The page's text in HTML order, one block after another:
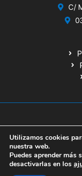
C/
© 2020 Web
Utilizamos cookies
nuestra web.
Puedes aprender más
desactivarlas en los